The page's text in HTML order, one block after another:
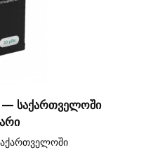
— საქართველოში